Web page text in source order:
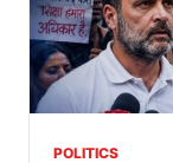
POLITICS